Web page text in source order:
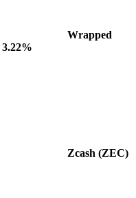
Wrapped
3.22%
Zcash (ZEC)